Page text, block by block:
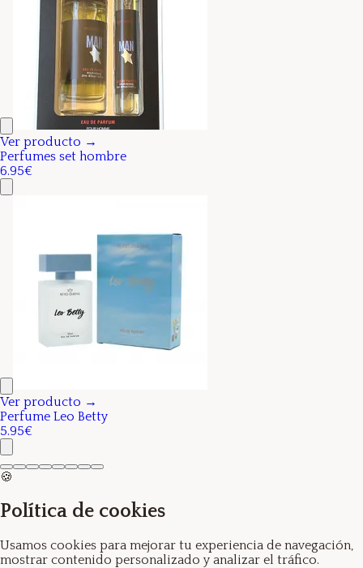
Ver producto →
Perfumes set hombre
6.95€
Ver producto →
Perfume Leo Betty
5.95€
🍪
Política de cookies
Usamos cookies para mejorar tu experiencia de navegación,
mostrar contenido personalizado y analizar el tráfico.